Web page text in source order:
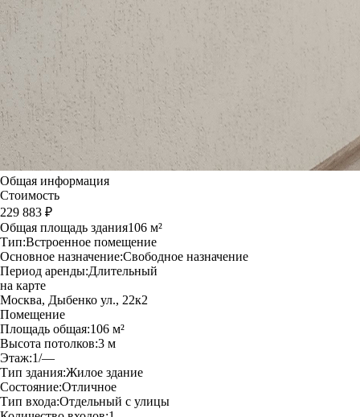
Общая информация
Стоимость
229 883 ₽
Общая площадь здания106 м²
Тип:Встроенное помещение
Основное назначение:Свободное назначение
Период аренды:Длительный
на карте
Москва, Дыбенко ул., 22к2
Помещение
Площадь общая:106 м²
Высота потолков:3 м
Этаж:1/—
Тип здания:Жилое здание
Состояние:Отличное
Тип входа:Отдельный с улицы